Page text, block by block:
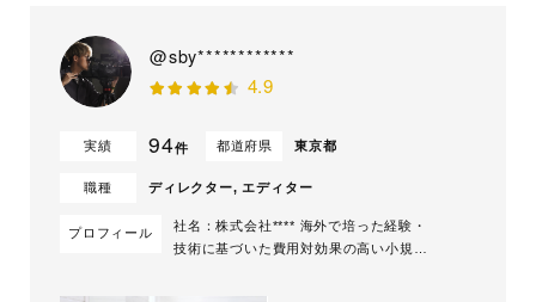
@sby************
4.9
実績 94件 都道府県 東京都
職種 ディレクター, エディター
プロフィール
社名：株式会社**** 海外で培った経験・
技術に基づいた費用対効果の高い小規模